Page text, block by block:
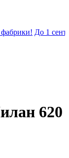
До 1 сентября
620